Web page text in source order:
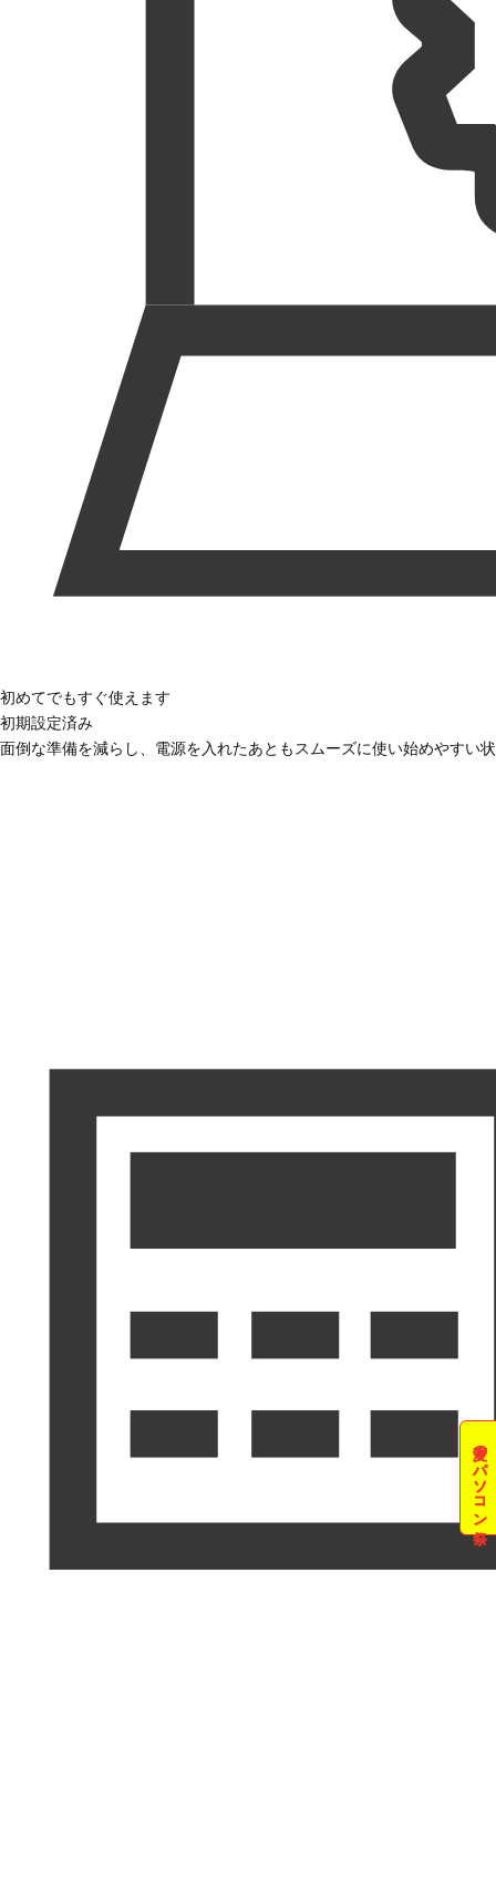
夏のパソコン祭
初めてでもすぐ使えます
初期設定済み
面倒な準備を減らし、電源を入れたあともスムーズに使い始めやすい